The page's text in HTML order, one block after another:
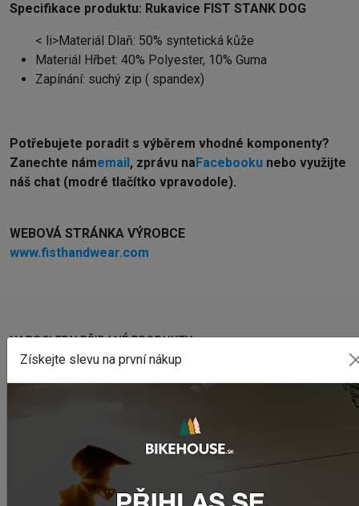
Specifikace produktu: Rukavice FIST STANK DOG
< li>Materiál Dlaň: 50% syntetická kůže
Materiál Hřbet: 40% Polyester, 10% Guma
Zapínání: suchý zip ( spandex)
Potřebujete poradit s výběrem vhodné komponenty?
Zanechte námemail , zprávu na Facebooku nebo využijte
náš chat (modré tlačítko vpravodole).
WEBOVÁ STRÁNKA VÝROBCE
www.fisthandwear.com
NAPOSLEDY PŘIDANÉ PRODUKTY
Sedlo CHROMAG LIMBER
Zimušné Rukavice CHROMAG SIGNAL
1 129,01 Kč
Získejte slevu na první nákup